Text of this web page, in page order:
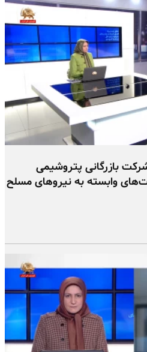
بازرگانی پتروشیمی
وابسته به نیروهای مسلح